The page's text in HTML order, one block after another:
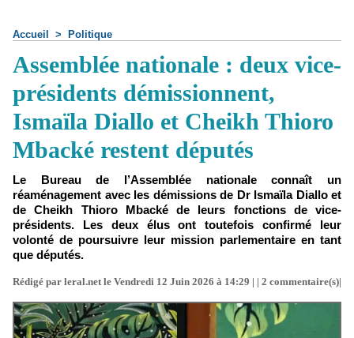
Accueil > Politique
Assemblée nationale : deux vice-
présidents démissionnent,
Ismaïla Diallo et Cheikh Thioro
Mbacké restent députés
Le Bureau de l’Assemblée nationale connaît un
réaménagement avec les démissions de Dr Ismaïla Diallo et
de Cheikh Thioro Mbacké de leurs fonctions de vice-
présidents. Les deux élus ont toutefois confirmé leur
volonté de poursuivre leur mission parlementaire en tant
que députés.
Rédigé par leral.net le Vendredi 12 Juin 2026 à 14:29 | | 2 commentaire(s)|